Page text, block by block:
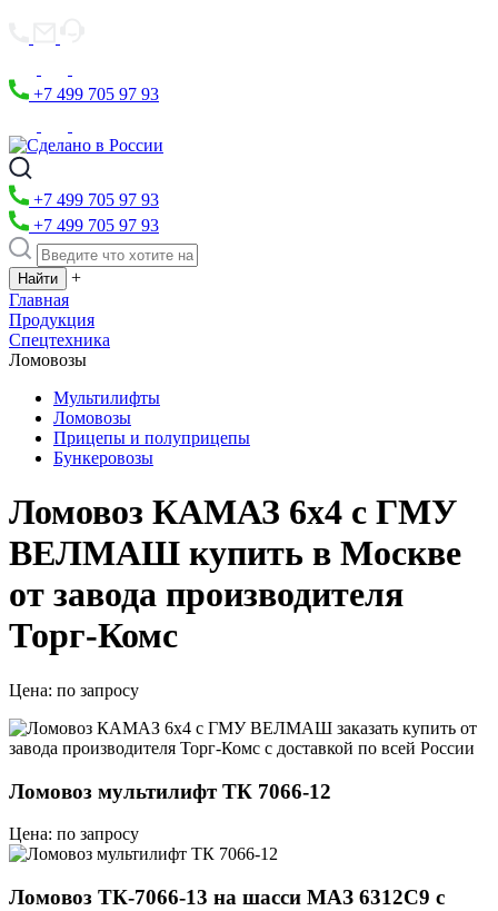
+7 499 705 97 93
+7 499 705 97 93
+7 499 705 97 93
+
Главная
Продукция
Спецтехника
Ломовозы
Мультилифты
Ломовозы
Прицепы и полуприцепы
Бункеровозы
Ломовоз КАМАЗ 6х4 с ГМУ
ВЕЛМАШ купить в Москве
от завода производителя
Торг-Комс
Цена: по запросу
Ломовоз мультилифт ТК 7066-12
Цена: по запросу
Ломовоз ТК-7066-13 на шасси МАЗ 6312C9 с